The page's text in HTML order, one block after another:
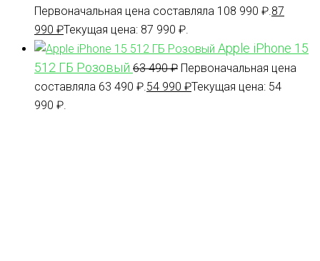
Первоначальная цена составляла 108 990 ₽. 87
990 ₽Текущая цена: 87 990 ₽.
Apple iPhone 15
512 ГБ Розовый 63 490₽ Первоначальная цена
составляла 63 490 ₽. 54 990 ₽Текущая цена: 54
990 ₽.